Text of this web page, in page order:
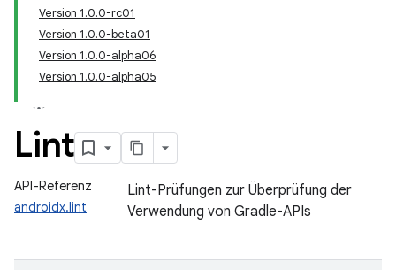
Version 1.0.0-rc01
Version 1.0.0-beta01
Version 1.0.0-alpha06
Version 1.0.0-alpha05
Lint
API-Referenz
androidx.lint
Lint-Prüfungen zur Überprüfung der
Verwendung von Gradle-APIs